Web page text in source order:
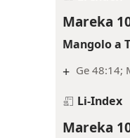
Mareka
Mangolo a
+ Ge 48:14;
Li-Index
Mareka